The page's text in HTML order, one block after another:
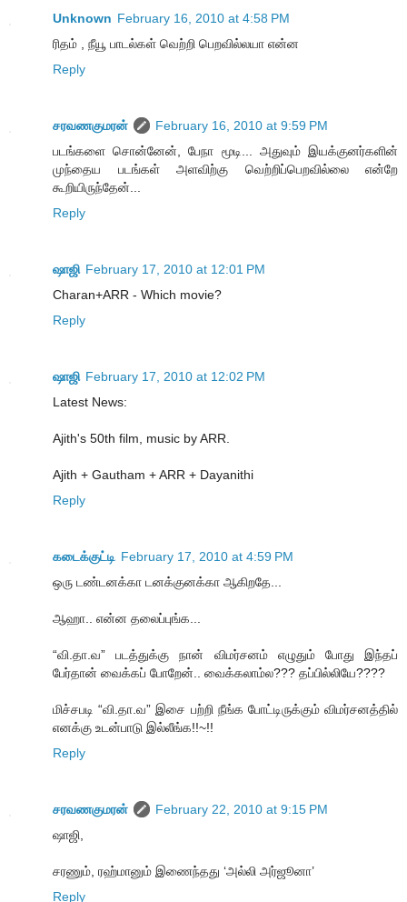
Unknown February 16, 2010 at 4:58 PM
ரிதம் , நீயூ பாடல்கள் வெற்றி பெறவில்லயா என்ன
Reply
சரவணகுமரன்
February 16, 2010 at 9:59 PM
படங்களை சொன்னேன், பேநா மூடி... அதுவும் இயக்குனர்களின்
முந்தைய படங்கள் அளவிற்கு வெற்றிப்பெறவில்லை என்றே
கூறியிருந்தேன்...
Reply
ஷாஜி February 17, 2010 at 12:01 PM
Charan+ARR - Which movie?
Reply
ஷாஜி February 17, 2010 at 12:02 PM
Latest News:
Ajith's 50th film, music by ARR.
Ajith + Gautham + ARR + Dayanithi
Reply
கடைக்குட்டி February 17, 2010 at 4:59 PM
ஒரு டண்டனக்கா டனக்குனக்கா ஆகிறதே...
ஆஹா.. என்ன தலைப்புங்க...
“வி.தா.வ” படத்துக்கு நான் விமர்சனம் எழுதும் போது இந்தப்
பேர்தான் வைக்கப் போறேன்.. வைக்கலாம்ல??? தப்பில்லியே????
மிச்சபடி “வி.தா.வ” இசை பற்றி நீங்க போட்டிருக்கும் விமர்சனத்தில்
எனக்கு உடன்பாடு இல்லீங்க!!~!!
Reply
சரவணகுமரன்
February 22, 2010 at 9:15 PM
ஷாஜி,
சரணும், ரஹ்மானும் இணைந்தது ‘அல்லி அர்ஜூனா’
Reply